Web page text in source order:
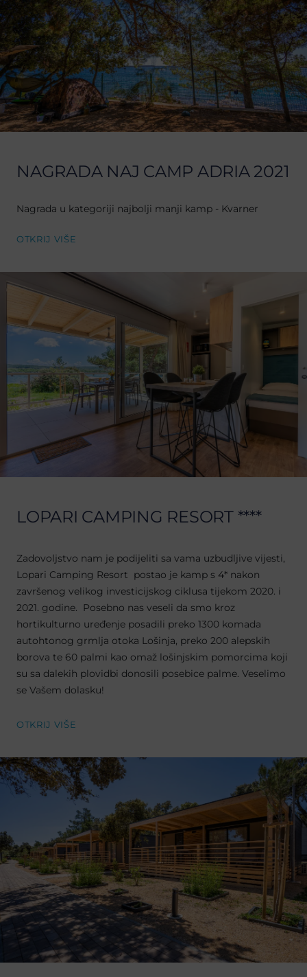
NAGRADA NAJ CAMP ADRIA 2021
Nagrada u kategoriji najbolji manji kamp - Kvarner
OTKRIJ VIŠE
LOPARI CAMPING RESORT ****
Zadovoljstvo nam je podijeliti sa vama uzbudljive vijesti,
Lopari Camping Resort postao je kamp s 4* nakon
završenog velikog investicijskog ciklusa tijekom 2020. i
2021. godine. Posebno nas veseli da smo kroz
hortikulturno uređenje posadili preko 1300 komada
autohtonog grmlja otoka Lošinja, preko 200 alepskih
borova te 60 palmi kao omaž lošinjskim pomorcima koji
su sa dalekih plovidbi donosili posebice palme. Veselimo
se Vašem dolasku!
OTKRIJ VIŠE